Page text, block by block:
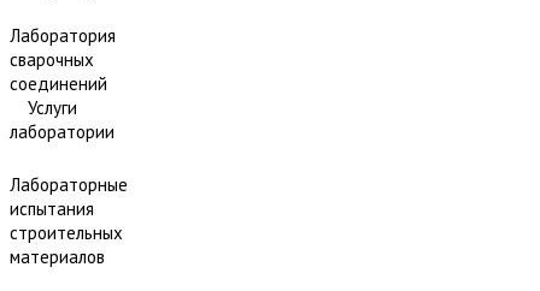
Лаборатория
сварочных
соединений
Услуги
лаборатории
Лабораторные
испытания
строительных
материалов